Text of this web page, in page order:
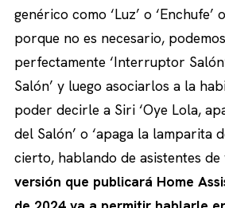
genérico como ‘Luz’ o ‘Enchufe’
porque no es necesario,
perfectamente ‘Interruptor
Salón’ y luego asociarlos a la
poder decirle a Siri ‘Oye Lola,
del Salón’ o ‘apaga la lamparita
cierto, hablando de asistentes de
versión que publicará Home